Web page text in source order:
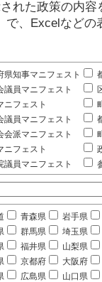
れた政策の内容
、Excelなど
県知事マニフェスト
議員マニフェスト
ニフェスト
議員マニフェスト
会派マニフェスト
ニフェスト
議員マニフェスト
青森県 岩手県
群馬県 埼玉県
福井県 山梨県
京都府 大阪府
広島県 山口県